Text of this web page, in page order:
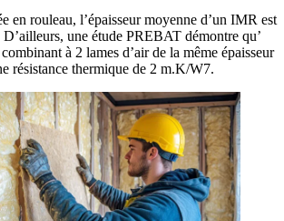
en rouleau, l’épaisseur moyenne d’un IMR est
une étude PREBAT démontre qu’
à 2 lames d’air de la même épaisseur
résistance thermique de 2 m.K/W7.